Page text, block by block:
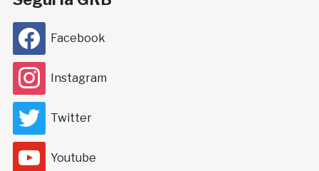
Facebook
Instagram
Twitter
Youtube